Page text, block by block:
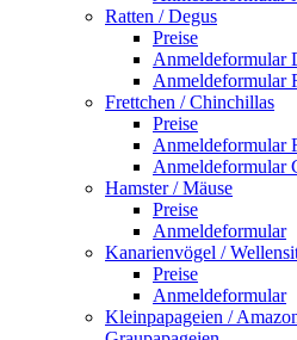
Ratten / Degus
Preise
Anmeldeformular
Anmeldeformular
Frettchen / Chinchillas
Preise
Anmeldeformular
Anmeldeformular
Hamster / Mäuse
Preise
Anmeldeformular
Kanarienvögel /
Preise
Anmeldeformular
Kleinpapageien /